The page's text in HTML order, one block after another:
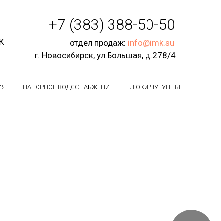
+7 (383) 388-50-50
г. Новосибирск, ул.Большая, д.278/4
отдел продаж: info@imk.su
НАПОРНОЕ ВОДОСНАБЖЕНИЕ
ЛЮКИ ЧУГУННЫЕ